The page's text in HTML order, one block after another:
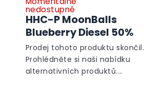
HHC-P MoonBalls
Blueberry Diesel 50%
nedostupné
Prodej tohoto produktu skončil.
Prohlédněte si naši nabídku
alternativních produktů.